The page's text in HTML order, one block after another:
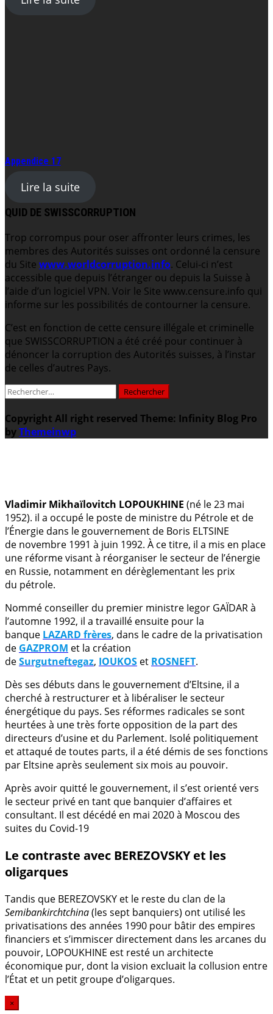
Appendice 17
Lire la suite
QUID DE SWISSCORRUPTION
Trop corrompus pour oser affronter leurs crimes, les
membres des Autorités suisses ont ordonné la censure
du Site www.worldcorruption.info. Celui-ci n’est
accessible que depuis l’étranger ou depuis la Suisse à
l’aide d’un logiciel VPN. Voir le Site www.censure.info qui
informe sur les possibilités de contourner la censure.
C’est en fonction de cette censure illégale et criminelle
que SWISSCORRUPTION a été créé pour continuer à
dénoncer la corruption des Autorités suisses, à l’instar
de celles d’autres Pays.
Rechercher :
Copyright All right reserved Theme: Infinity Blog Pro
byThemeinwp
Vladimir Mikhaïlovitch LOPOUKHINE (né le 23 mai
1952). il a occupé le poste de ministre du Pétrole et de
l’Énergie dans le gouvernement de Boris ELTSINE
de novembre 1991 à juin 1992. À ce titre, il a mis en place
une réforme visant à réorganiser le secteur de l’énergie
en Russie, notamment en dérèglementant les prix
du pétrole.
Nommé conseiller du premier ministre Iegor GAÏDAR à
l’automne 1992, il a travaillé ensuite pour la
banque LAZARD frères, dans le cadre de la privatisation
de GAZPROM et la création
deSurgutneftegaz, IOUKOS et ROSNEFT.
Dès ses débuts dans le gouvernement d’Eltsine, il a
cherché à restructurer et à libéraliser le secteur
énergétique du pays. Ses réformes radicales se sont
heurtées à une très forte opposition de la part des
directeurs d’usine et du Parlement. Isolé politiquement
et attaqué de toutes parts, il a été démis de ses fonctions
par Eltsine après seulement six mois au pouvoir.
Après avoir quitté le gouvernement, il s’est orienté vers
le secteur privé en tant que banquier d’affaires et
consultant. Il est décédé en mai 2020 à Moscou des
suites du Covid-19
Le contraste avec BEREZOVSKY et les
oligarques
Tandis que BEREZOVSKY et le reste du clan de la
Semibankirchtchina(les sept banquiers) ont utilisé les
privatisations des années 1990 pour bâtir des empires
financiers et s’immiscer directement dans les arcanes du
pouvoir, LOPOUKHINE est resté un architecte
économique pur, dont la vision excluait la collusion entre
l’État et un petit groupe d’oligarques.
×